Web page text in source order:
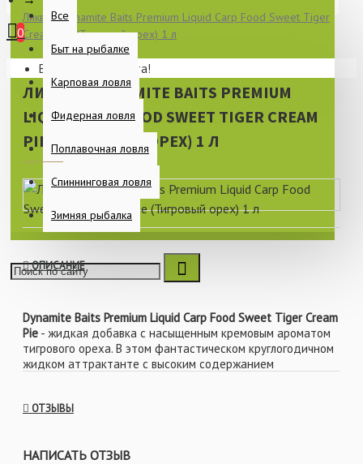
Все
Быт на рыбалке
Карповая ловля
Фидерная ловля
Поплавочная ловля
Спиннинговая ловля
Зимняя рыбалка
0
Ваша корзина пуста!
Ликвид Dynamite Baits Premium Liquid Carp Food Sweet Tiger
Cream Pie (Тигровый орех) 1 л
ЛИКВИД DYNAMITE BAITS PREMIUM
LIQUID CARP FOOD SWEET TIGER CREAM
PIE (ТИГРОВЫЙ ОРЕХ) 1 Л
ОПИСАНИЕ
Dynamite Baits Premium Liquid Carp Food Sweet Tiger Cream
Pie - жидкая добавка с насыщенным кремовым ароматом
тигрового ореха. В этом фантастическом круглогодичном
жидком аттрактанте с высоким содержанием
привлекательной. Также данный ликвид обогащен такими
оставляют яркий ароматический шлейф в толще воды.
ОТЗЫВЫ
НАПИСАТЬ ОТЗЫВ